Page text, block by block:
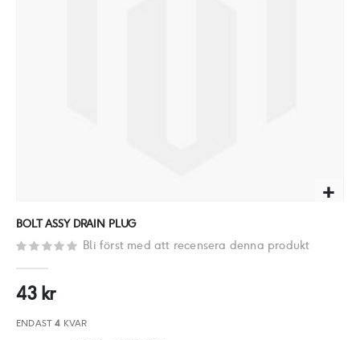
början
bildgalleriet
BOLT ASSY DRAIN PLUG
Bli först med att recensera denna produkt
43 kr
ENDAST4 KVAR